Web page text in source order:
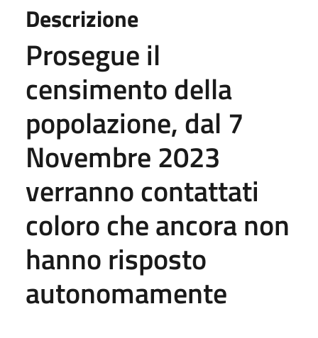
Descrizione
Prosegue il
censimento della
popolazione, dal 7
Novembre 2023
verranno contattati
coloro che ancora non
hanno risposto
autonomamente